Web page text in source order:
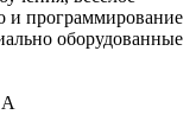
и программирование
оборудованные
А